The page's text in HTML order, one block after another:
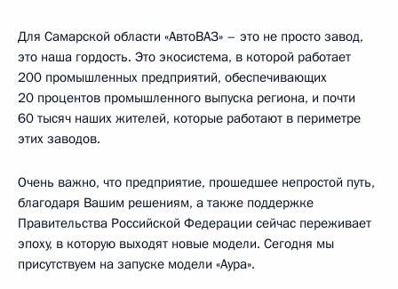
Для Самарской области «АвтоВАЗ» – это не просто завод,
это наша гордость. Это экосистема, в которой работает
200 промышленных предприятий, обеспечивающих
20 процентов промышленного выпуска региона, и почти
60 тысяч наших жителей, которые работают в периметре
этих заводов.
Очень важно, что предприятие, прошедшее непростой путь,
благодаря Вашим решениям, а также поддержке
Правительства Российской Федерации сейчас переживает
эпоху, в которую выходят новые модели. Сегодня мы
присутствуем на запуске модели «Аура».